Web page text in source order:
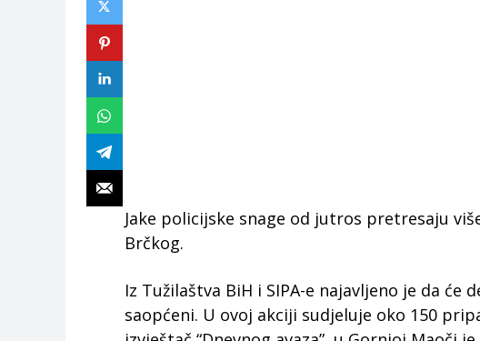
Jake policijske snage od jutros pretresaju
Brčkog.
Iz Tužilaštva BiH i SIPA-e najavljeno je da
saopćeni. U ovoj akciji sudjeluje oko 150